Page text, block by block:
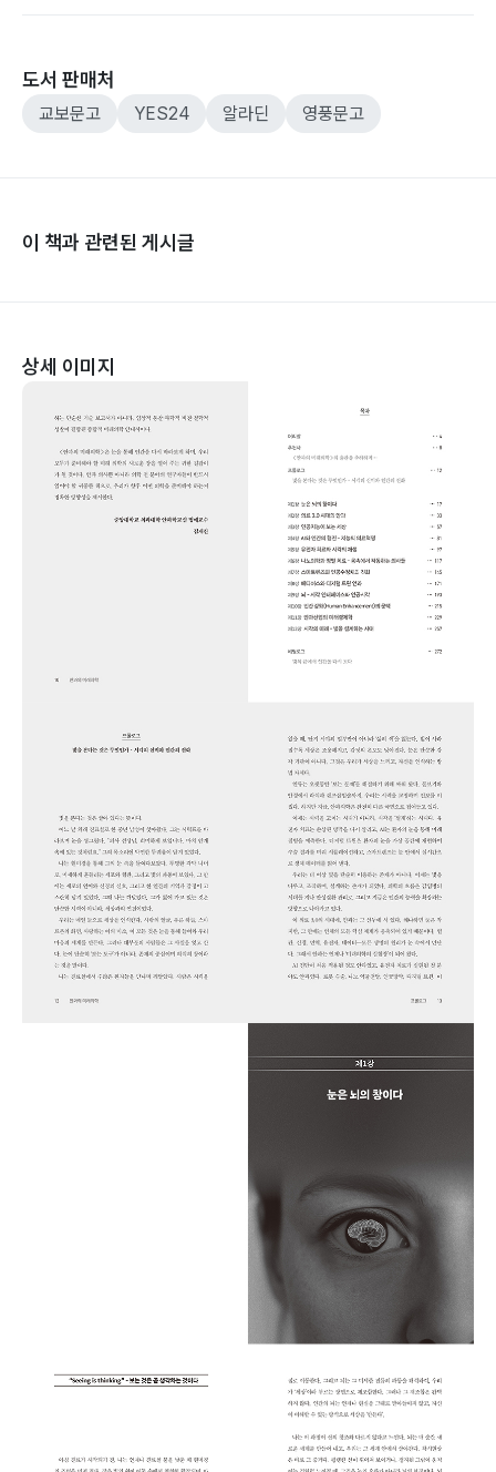
도서 판매처
교보문고 YES24 알라딘 영풍문고
이 책과 관련된 게시글
상세 이미지